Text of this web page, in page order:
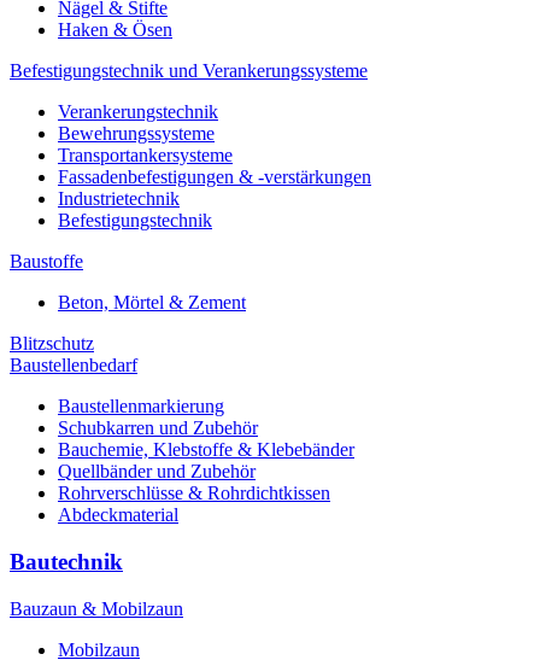
Nägel & Stifte
Haken & Ösen
Befestigungstechnik und Verankerungssysteme
Verankerungstechnik
Bewehrungssysteme
Transportankersysteme
Fassadenbefestigungen & -verstärkungen
Industrietechnik
Befestigungstechnik
Baustoffe
Beton, Mörtel & Zement
Blitzschutz
Baustellenbedarf
Baustellenmarkierung
Schubkarren und Zubehör
Bauchemie, Klebstoffe & Klebebänder
Quellbänder und Zubehör
Rohrverschlüsse & Rohrdichtkissen
Abdeckmaterial
Bautechnik
Bauzaun & Mobilzaun
Mobilzaun